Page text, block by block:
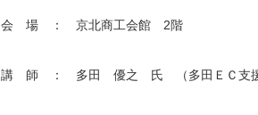
会 場 ： 京北商工会館 2階
講 師 ： 多田 優之 氏 （多田ＥＣ支援